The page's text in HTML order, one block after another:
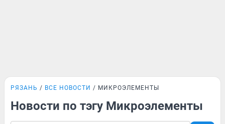
РЯЗАНЬ ВСЕ НОВОСТИ МИКРОЭЛЕМЕНТЫ
Новости по тэгу Микроэлементы